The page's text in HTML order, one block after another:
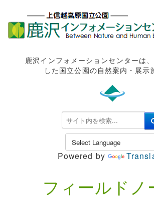
鹿沢インフォメーションセンターは
した国立公園の自然案内・展示
検
索
.
Powered by
フィールドノ